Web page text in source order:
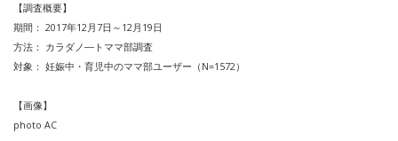
【調査概要】
期間： 2017年12月7日～12月19日
方法： カラダノ―トママ部調査
対象： 妊娠中・育児中のママ部ユーザー（N=1572）
【画像】
photo AC